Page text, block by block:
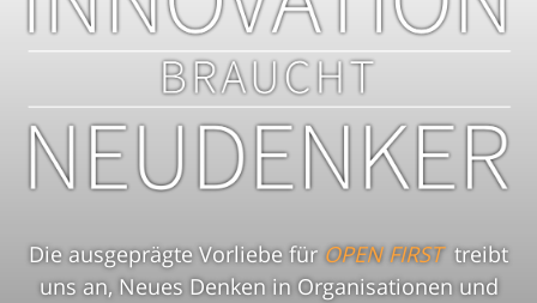
Die ausgeprägte Vorliebe für OPEN FIRSTtreibt
uns an, Neues Denken in Organisationen und